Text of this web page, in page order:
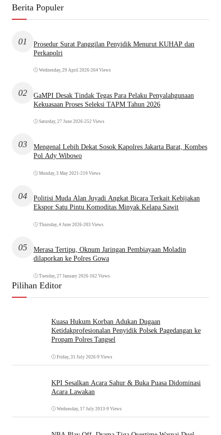
Berita Populer
01
Prosedur Surat Panggilan Penyidik Menurut KUHAP dan
Perkapolri
Wednesday, 29 April 2026•264 Views
02
GaMPI Desak Tindak Tegas Para Pelaku Penyalahgunaan
Kekuasaan Proses Seleksi TAPM Tahun 2026
Saturday, 27 June 2026•252 Views
03
Mengenal Lebih Dekat Sosok Kapolres Jakarta Barat, Kombes
Pol Ady Wibowo
Monday, 3 May 2021 •219 Views
04
Politisi Muda Alan Juyadi Angkat Bicara Terkait Kebijakan
Ekspor Satu Pintu Komoditas Minyak Kelapa Sawit
Thursday, 4 June 2026•203 Views
05
Merasa Tertipu, Oknum Jaringan Pembiayaan Moladin
dilaporkan ke Polres Gowa
Tuesday, 27 January 2026•162 Views
Pilihan Editor
Kuasa Hukum Korban Adukan Dugaan
Ketidakprofesionalan Penyidik Polsek Pagedangan ke
Propam Polres Tangsel
Friday, 31 July 2026•9 Views
KPI Sesalkan Acara Sahur & Buka Puasa Didominasi
Acara Lawakan
Wednesday, 17 July 2013 •9 Views